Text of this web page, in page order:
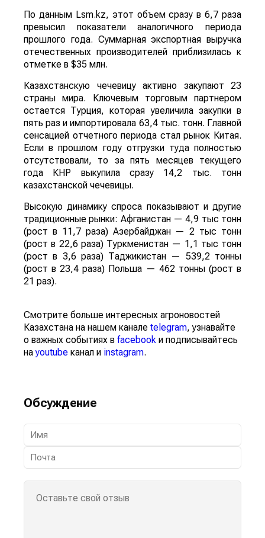
По данным Lsm.kz, этот объем сразу в 6,7 раза
превысил показатели аналогичного периода
прошлого года. Суммарная экспортная выручка
отечественных производителей приблизилась к
отметке в $35 млн.
Казахстанскую чечевицу активно закупают 23
страны мира. Ключевым торговым партнером
остается Турция, которая увеличила закупки в
пять раз и импортировала 63,4 тыс. тонн. Главной
сенсацией отчетного периода стал рынок Китая.
Если в прошлом году отгрузки туда полностью
отсутствовали, то за пять месяцев текущего
года КНР выкупила сразу 14,2 тыс. тонн
казахстанской чечевицы.
Высокую динамику спроса показывают и другие
традиционные рынки: Афганистан — 4,9 тыс тонн
(рост в 11,7 раза) Азербайджан — 2 тыс тонн
(рост в 22,6 раза) Туркменистан — 1,1 тыс тонн
(рост в 3,6 раза) Таджикистан — 539,2 тонны
(рост в 23,4 раза) Польша — 462 тонны (рост в
21 раз).
Смотрите больше интересных агроновостей
Казахстана на нашем канале telegram, узнавайте
о важных событиях в facebook и подписывайтесь
наyoutube канал и instagram.
Обсуждение